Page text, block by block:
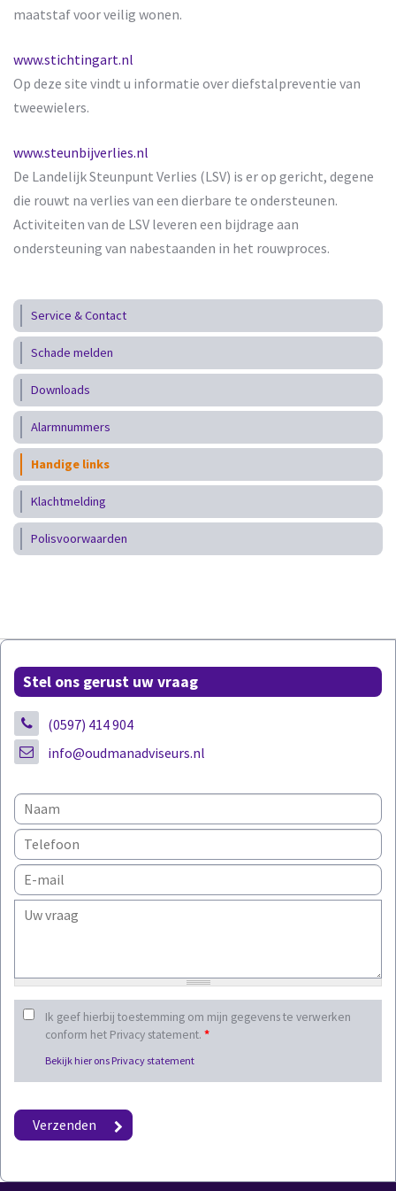
maatstaf voor veilig wonen.
www.stichtingart.nl
Op deze site vindt u informatie over diefstalpreventie van
tweewielers.
www.steunbijverlies.nl
De Landelijk Steunpunt Verlies (LSV) is er op gericht, degene
die rouwt na verlies van een dierbare te ondersteunen.
Activiteiten van de LSV leveren een bijdrage aan
ondersteuning van nabestaanden in het rouwproces.
Service & Contact
Schade melden
Downloads
Alarmnummers
Handige links
Klachtmelding
Polisvoorwaarden
Stel ons gerust uw vraag
(0597) 414 904
info@oudmanadviseurs.nl
Ik geef hierbij toestemming om mijn gegevens te verwerken
conform het Privacy statement. *
Bekijk hier ons Privacy statement